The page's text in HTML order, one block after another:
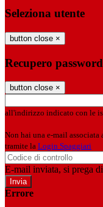
Seleziona utente
button close ×
Recupero password
button close ×
all'indirizzo indicato con le
Non hai una e-mail
tramite la Login Spaggiari
E-mail inviata, si prega
Errore